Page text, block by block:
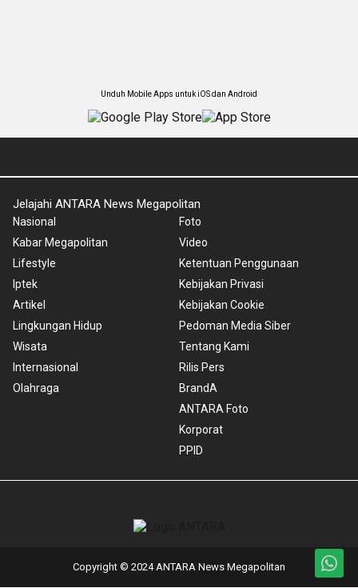
Unduh Mobile Apps untuk iOS dan Android
Jelajahi ANTARA News Megapolitan
Nasional
Kabar Megapolitan
Lifestyle
Iptek
Artikel
Lingkungan Hidup
Wisata
Internasional
Olahraga
Foto
Video
Ketentuan Penggunaan
Kebijakan Privasi
Kebijakan Cookie
Pedoman Media Siber
Tentang Kami
Rilis Pers
BrandA
ANTARA Foto
Korporat
PPID
Copyright © 2024 ANTARA News Megapolitan